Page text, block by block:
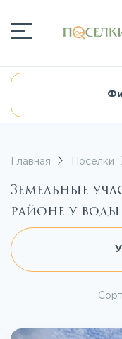
Главная Поселки
Земельные
районе у воды